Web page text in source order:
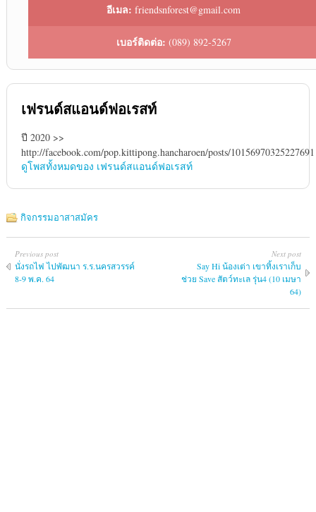
อีเมล: friendsnforest@gmail.com
เบอร์ติดต่อ: (089) 892-5267
เฟรนด์สแอนด์ฟอเรสท์
ปี 2020 >>
http://facebook.com/pop.kittipong.hancharoen/posts/10156970325227691
ดูโพสทั้งหมดของ เฟรนด์สแอนด์ฟอเรสท์
กิจกรรมอาสาสมัคร
Previous post
นั่งรถไฟ ไปพัฒนา ร.ร.นครสวรรค์
8-9 พ.ค. 64
Next post
Say Hi น้องเต่า เขาทิ้งเราเก็บ
ช่วย Save สัตว์ทะเล รุ่น4 (10 เมษา
64)